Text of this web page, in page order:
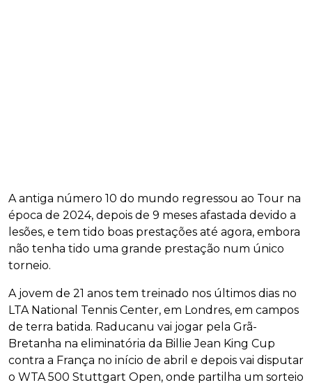
A antiga número 10 do mundo regressou ao Tour na
época de 2024, depois de 9 meses afastada devido a
lesões, e tem tido boas prestações até agora, embora
não tenha tido uma grande prestação num único
torneio.
A jovem de 21 anos tem treinado nos últimos dias no
LTA National Tennis Center, em Londres, em campos
de terra batida. Raducanu vai jogar pela Grã-
Bretanha na eliminatória da Billie Jean King Cup
contra a França no início de abril e depois vai disputar
o WTA 500 Stuttgart Open, onde partilha um sorteio